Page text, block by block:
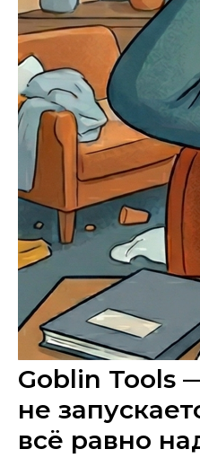
Goblin Tools
не
всё равно